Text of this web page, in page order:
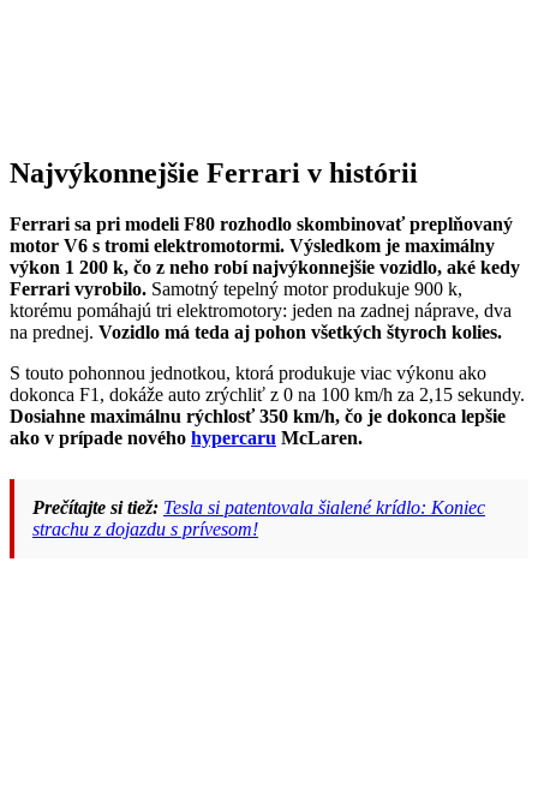
Najvýkonnejšie Ferrari v histórii
Ferrari sa pri modeli F80 rozhodlo skombinovať preplňovaný
motor V6 s tromi elektromotormi. Výsledkom je maximálny
výkon 1 200 k, čo z neho robí najvýkonnejšie vozidlo, aké kedy
Ferrari vyrobilo. Samotný tepelný motor produkuje 900 k,
ktorému pomáhajú tri elektromotory: jeden na zadnej náprave, dva
na prednej. Vozidlo má teda aj pohon všetkých štyroch kolies.
S touto pohonnou jednotkou, ktorá produkuje viac výkonu ako
dokonca F1, dokáže auto zrýchliť z 0 na 100 km/h za 2,15 sekundy.
Dosiahne maximálnu rýchlosť 350 km/h, čo je dokonca lepšie
ako v prípade nového hypercaru McLaren.
Prečítajte si tiež: Tesla si patentovala šialené krídlo: Koniec
strachu z dojazdu s prívesom!